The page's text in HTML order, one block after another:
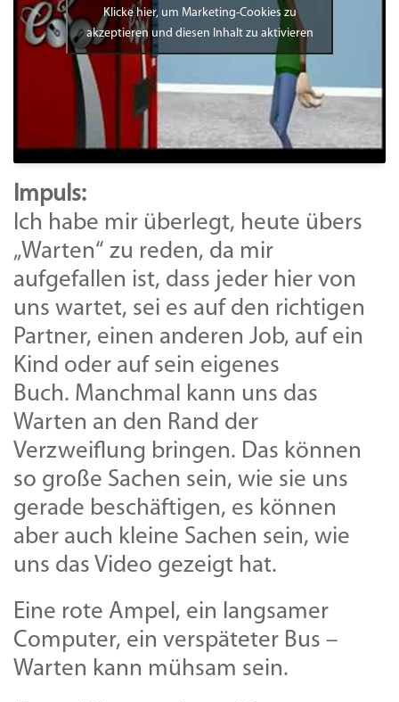
Klicke hier, um Marketing-Cookies zu
akzeptieren und diesen Inhalt zu aktivieren
Impuls:
Ich habe mir überlegt, heute übers
„Warten“ zu reden, da mir
aufgefallen ist, dass jeder hier von
uns wartet, sei es auf den richtigen
Partner, einen anderen Job, auf ein
Kind oder auf sein eigenes
Buch. Manchmal kann uns das
Warten an den Rand der
Verzweiflung bringen. Das können
so große Sachen sein, wie sie uns
gerade beschäftigen, es können
aber auch kleine Sachen sein, wie
uns das Video gezeigt hat.
Eine rote Ampel, ein langsamer
Computer, ein verspäteter Bus –
Warten kann mühsam sein.